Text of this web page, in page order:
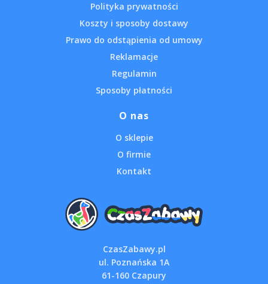
Polityka prywatności
Koszty i sposoby dostawy
Prawo do odstąpienia od umowy
Reklamacje
Regulamin
Sposoby płatności
O nas
O sklepie
O firmie
Kontakt
CzasZabawy.pl
ul. Poznańska 1A
61-160 Czapury